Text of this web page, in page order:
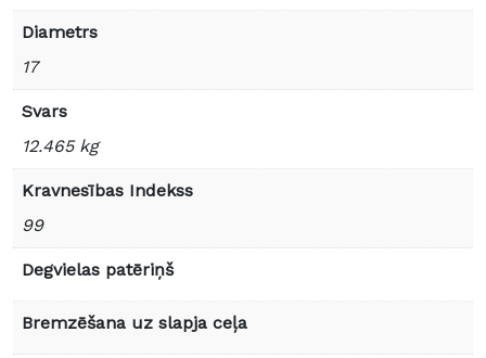
Diametrs
17
Svars
12.465 kg
Kravnesības Indekss
99
Degvielas patēriņš
Bremzēšana uz slapja ceļa